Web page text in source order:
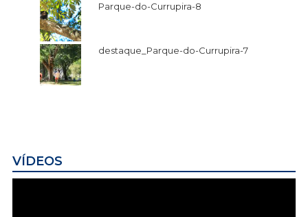
Parque-do-Currupira-8
destaque_Parque-do-Currupira-7
VÍDEOS